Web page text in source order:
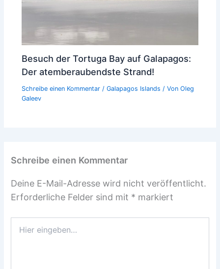
Besuch der Tortuga Bay auf Galapagos:
Der atemberaubendste Strand!
Schreibe einen Kommentar /Galapagos Islands / VonOleg
Galeev
Schreibe einen Kommentar
Deine E-Mail-Adresse wird nicht veröffentlicht.
Erforderliche Felder sind mit * markiert
eingeben…